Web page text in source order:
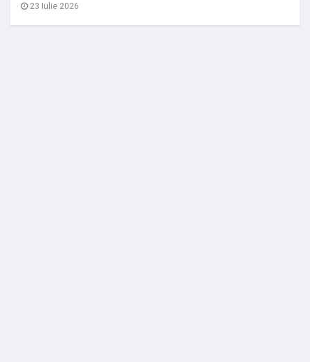
23 Iulie 2026